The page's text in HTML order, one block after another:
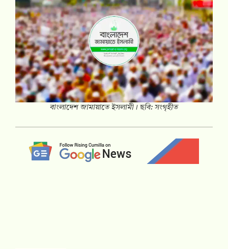
বাংলাদেশ জামায়াতে ইসলামী। ছবি: সংগৃহীত